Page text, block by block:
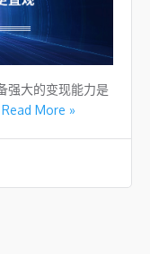
强大的变现能力是
Read More »